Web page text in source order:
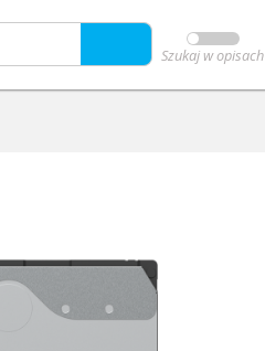
Szukaj w opisach